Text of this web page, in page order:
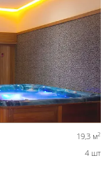
19,3 м2
4 шт